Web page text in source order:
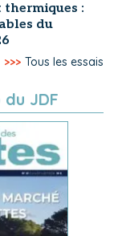
:
du
>>> Tous les essais
JDF